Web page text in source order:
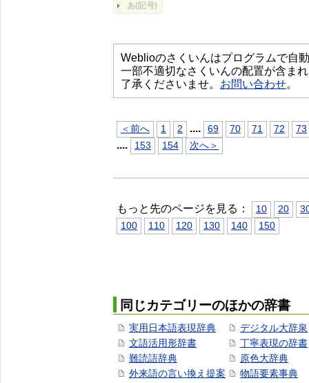
あ(記号)
Weblioのさくいんはプログラムで自
一部不適切なさくいんの配置が含ま
了承くださいませ。 お問い合わせ。
＜前へ 1 2 .... 69 70 71 72 73
.... 153 154 次へ＞
もっと先のページを見る： 10 20
100
110 120 130 140 150
同じカテゴリーのほかの辞書
実用日本語表現辞典
文語活用形辞書
難読語辞典
外来語の言い換え提案
デジタル大辞泉
丁寧表現の辞書
原色大辞典
物語要素事典